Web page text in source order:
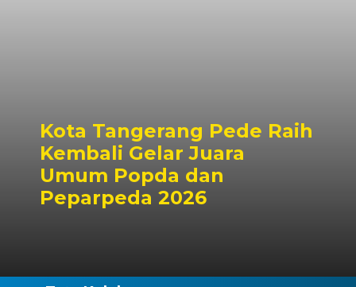
Kota Tangerang Pede Raih
Kembali Gelar Juara
Umum Popda dan
Peparpeda 2026